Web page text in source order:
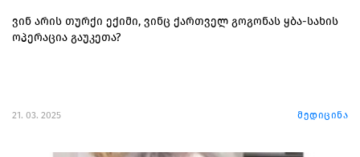
ვინ არის თურქი ექიმი, ვინც ქართველ გოგონას ყბა-სახის
ოპერაცია გაუკეთა?
21. 03. 2025 მედიცინა